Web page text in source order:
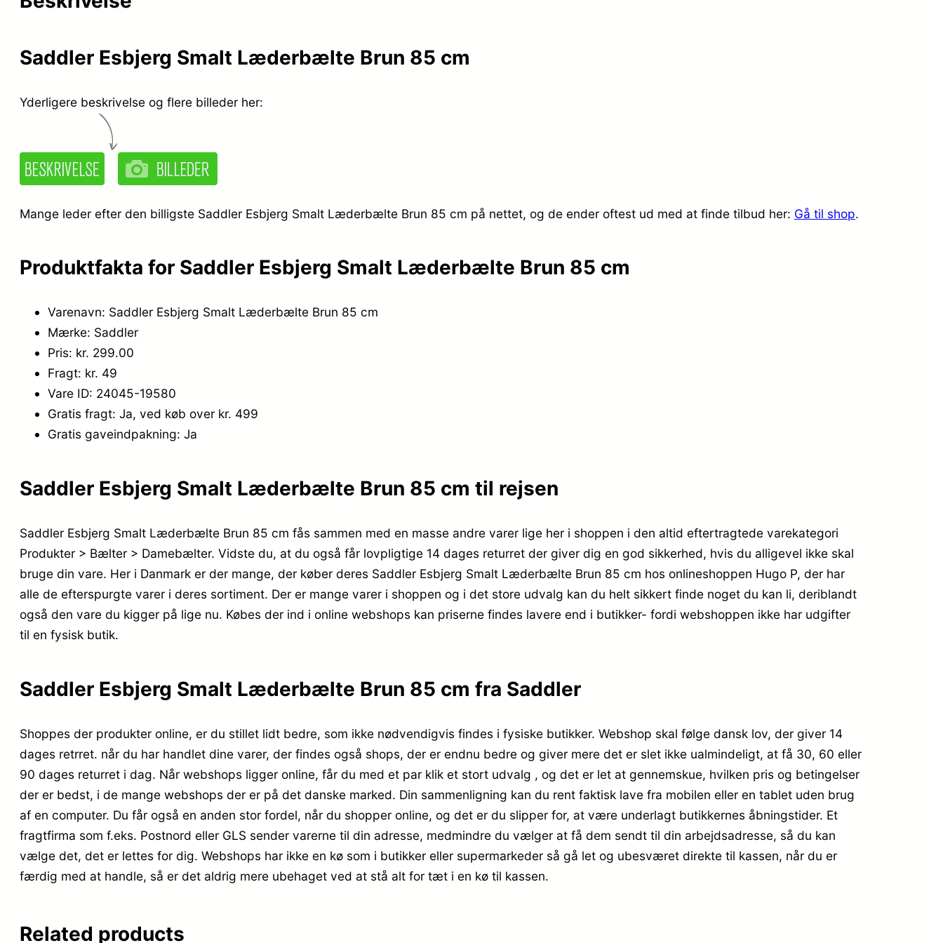
Saddler Esbjerg Smalt Læderbælte Brun 85 cm
Yderligere beskrivelse og flere billeder her:
Mange leder efter den billigste Saddler Esbjerg Smalt Læderbælte Brun 85 cm på nettet, og de ender oftest ud med at finde tilbud her: Gå til shop.
Produktfakta for Saddler Esbjerg Smalt Læderbælte Brun 85 cm
Varenavn: Saddler Esbjerg Smalt Læderbælte Brun 85 cm
Mærke: Saddler
Pris: kr. 299.00
Fragt: kr. 49
Vare ID: 24045-19580
Gratis fragt: Ja, ved køb over kr. 499
Gratis gaveindpakning: Ja
Saddler Esbjerg Smalt Læderbælte Brun 85 cm til rejsen
Saddler Esbjerg Smalt Læderbælte Brun 85 cm fås sammen med en masse andre varer lige her i shoppen i den altid eftertragtede varekategori
Produkter > Bælter > Damebælter. Vidste du, at du også får lovpligtige 14 dages returret der giver dig en god sikkerhed, hvis du alligevel ikke skal
bruge din vare. Her i Danmark er der mange, der køber deres Saddler Esbjerg Smalt Læderbælte Brun 85 cm hos onlineshoppen Hugo P, der har
alle de efterspurgte varer i deres sortiment. Der er mange varer i shoppen og i det store udvalg kan du helt sikkert finde noget du kan li, deriblandt
også den vare du kigger på lige nu. Købes der ind i online webshops kan priserne findes lavere end i butikker- fordi webshoppen ikke har udgifter
til en fysisk butik.
Saddler Esbjerg Smalt Læderbælte Brun 85 cm fra Saddler
Shoppes der produkter online, er du stillet lidt bedre, som ikke nødvendigvis findes i fysiske butikker. Webshop skal følge dansk lov, der giver 14
dages retrret. når du har handlet dine varer, der findes også shops, der er endnu bedre og giver mere det er slet ikke ualmindeligt, at få 30, 60 eller
90 dages returret i dag. Når webshops ligger online, får du med et par klik et stort udvalg , og det er let at gennemskue, hvilken pris og betingelser
der er bedst, i de mange webshops der er på det danske marked. Din sammenligning kan du rent faktisk lave fra mobilen eller en tablet uden brug
af en computer. Du får også en anden stor fordel, når du shopper online, og det er du slipper for, at være underlagt butikkernes åbningstider. Et
fragtfirma som f.eks. Postnord eller GLS sender varerne til din adresse, medmindre du vælger at få dem sendt til din arbejdsadresse, så du kan
vælge det, det er lettes for dig. Webshops har ikke en kø som i butikker eller supermarkeder så gå let og ubesværet direkte til kassen, når du er
færdig med at handle, så er det aldrig mere ubehaget ved at stå alt for tæt i en kø til kassen.
Related products